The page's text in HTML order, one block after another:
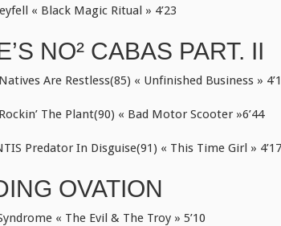
« Black Magic Ritual » 4’23
NO² CABAS PART. II
Are Restless(85) « Unfinished Business »
The Plant(90) « Bad Motor Scooter »6’44
Predator In Disguise(91) « This Time Girl » 4’17
OVATION
« The Evil & The Troy » 5’10